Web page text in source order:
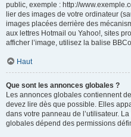
public, exemple : http://
lier des images de votre ordinateur
images placées derrière des
aux lettres Hotmail ou Yahoo!, sites
afficher l’image, utilisez la balise
Haut
Que sont les annonces globales ?
Les annonces globales contiennent
devez lire dès que possible. Elles
dans votre panneau de l’utilisateur.
globales dépend des permissions